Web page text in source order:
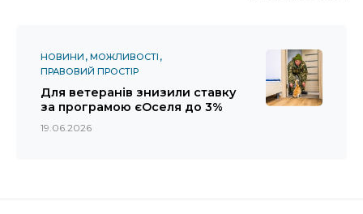
НОВИНИ МОЖЛИВОСТІ
ПРАВОВИЙ ПРОСТІР
Для ветеранів знизили ставку
за програмою єОселя до 3%
19.06.2026